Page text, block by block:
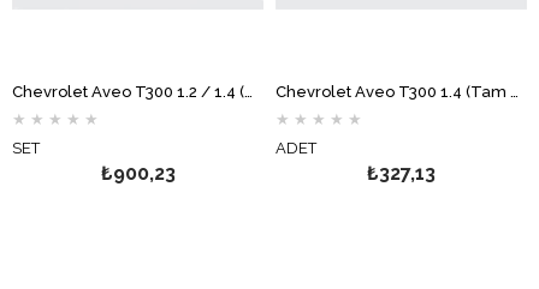
Chevrolet Aveo T300 1.2 / 1.4 (Manuel Vites) Bakım Filtre Seti (Karbonlu) MOTOCAR
★ ★ ★ ★ ★
SET
₺900,23
Chevrolet Aveo T300 1.4 (Tam Otomatik) Yağ Filtresi MOTOCAR
★ ★ ★ ★ ★
ADET
₺327,13